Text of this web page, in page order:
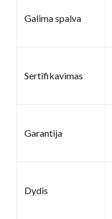
Galima spalva
Sertifikavimas
Garantija
Dydis